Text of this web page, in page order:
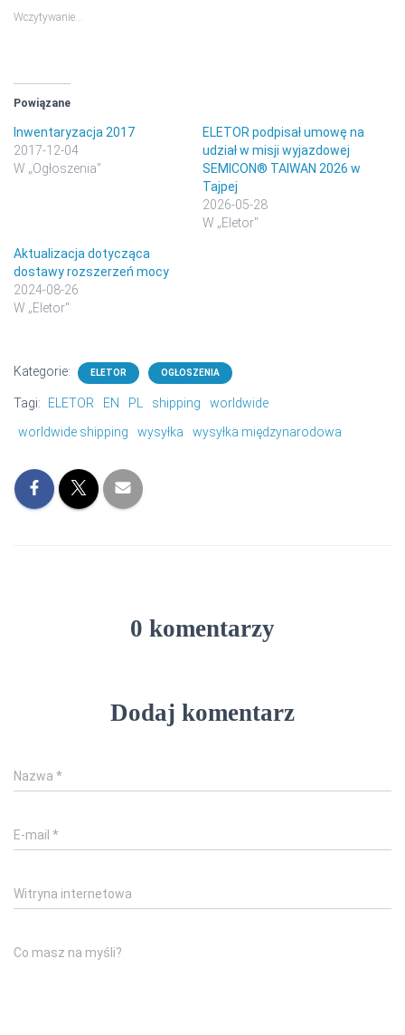
Wczytywanie…
Powiązane
Inwentaryzacja 2017
2017-12-04
W „Ogłoszenia"
ELETOR podpisał umowę na
udział w misji wyjazdowej
SEMICON® TAIWAN 2026 w
Tajpej
2026-05-28
W „Eletor"
Aktualizacja dotycząca
dostawy rozszerzeń mocy
2024-08-26
W „Eletor"
Kategorie: ELETOR OGŁOSZENIA
Tagi: ELETOR EN PL shipping
worldwide
worldwide shipping
wysyłka wysyłka międzynarodowa
0 komentarzy
Dodaj komentarz
Nazwa *
E-mail *
Witryna internetowa
Co masz na myśli?